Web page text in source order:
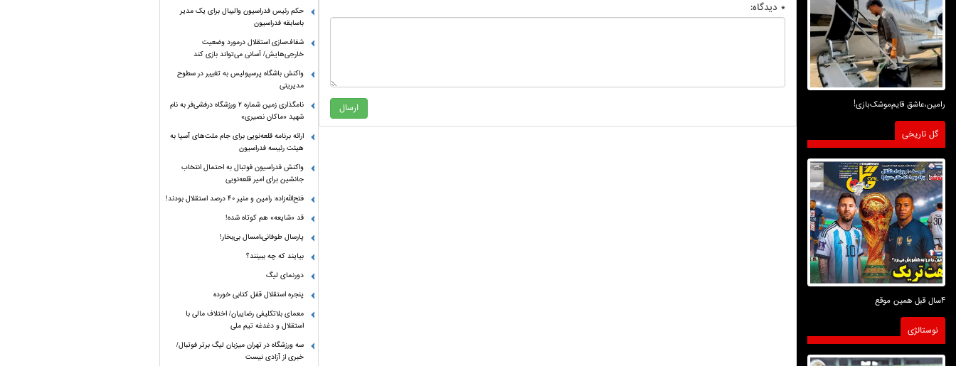
* دیدگاه:
رامین،عاشق قایم‌موشک‌بازی!
گل تاریخی
4سال قبل همین موقع
نوستالژی
حکم رئیس فدراسیون والیبال برای یک مدیر
باسابقه فدراسیون
شفاف‌سازی استقلال درمورد وضعیت
خارجی‌هایش/ آسانی می‌تواند بازی کند
واکنش باشگاه پرسپولیس به تغییر در سطوح
مدیریتی
نامگذاری زمین شماره ۲ ورزشگاه درفشی‌فر به نام
شهید «ماکان نصیری»
ارائه برنامه‌ قلعه‌نویی برای جام ملت‌های آسیا به
هیئت رئیسه فدراسیون
واکنش فدراسیون فوتبال به احتمال انتخاب
جانشین برای امیر قلعه‌نویی
فتح‌الله‌زاده: رامین و منیر 40 درصد استقلال بودند!
قد «شایعه» هم کوتاه شده!
پارسال طوفانی،امسال بی‌بخار!
بیایند که چه ببینند؟
دورنمای لیگ
پنجره‌ استقلال قفل کتابی خورده
معمای بلاتکلیفی رضاییان/ اختلاف مالی با
استقلال و دغدغه تیم ملی
سه ورزشگاه در تهران میزبان لیگ برتر فوتبال/
خبری از آزادی نیست